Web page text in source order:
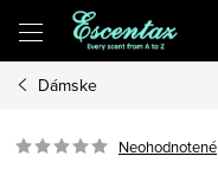
obsah
Dámske
Neohodnotené